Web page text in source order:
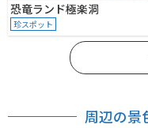
恐竜ランド極楽洞
珍スポット
周辺の景